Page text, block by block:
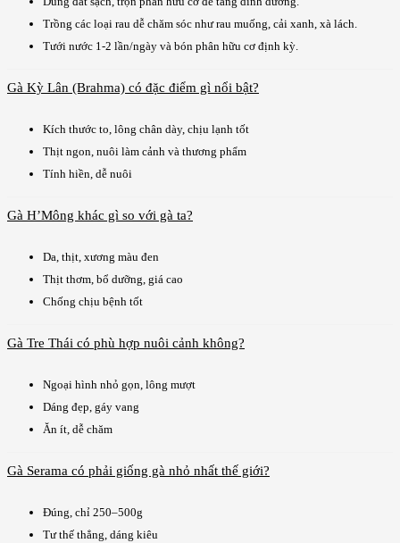
Trồng các loại rau dễ chăm sóc như rau muống, cải xanh, xà lách.
Tưới nước 1-2 lần/ngày và bón phân hữu cơ định kỳ.
Gà Kỳ Lân (Brahma) có đặc điểm gì nổi bật?
Kích thước to, lông chân dày, chịu lạnh tốt
Thịt ngon, nuôi làm cảnh và thương phẩm
Tính hiền, dễ nuôi
Gà H’Mông khác gì so với gà ta?
Da, thịt, xương màu đen
Thịt thơm, bổ dưỡng, giá cao
Chống chịu bệnh tốt
Gà Tre Thái có phù hợp nuôi cảnh không?
Ngoại hình nhỏ gọn, lông mượt
Dáng đẹp, gáy vang
Ăn ít, dễ chăm
Gà Serama có phải giống gà nhỏ nhất thế giới?
Đúng, chỉ 250–500g
Tư thế thẳng, dáng kiêu